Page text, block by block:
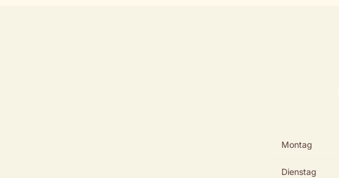
Montag
Dienstag